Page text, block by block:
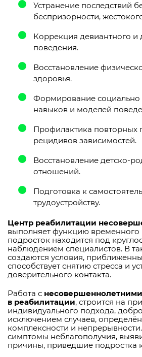
Устранение последствий
беспризорности,
Коррекция девиантного и
поведения.
Восстановление
здоровья.
Формирование
навыков и моделей
Профилактика повторных
рецидивов зависимостей.
Восстановление детско-
отношений.
Подготовка к
трудоустройству.
Центр реабилитации
выполняет функцию временного
подросток находится под
наблюдением специалистов. В
создаются условия,
способствует снятию стресса и
доверительного контакта.
Работа с
в реабилитации, строится на
индивидуального подхода,
исключением случаев,
комплексности и
симптомы неблагополучия,
причины, приведшие подростка